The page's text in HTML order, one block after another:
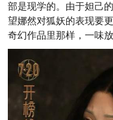
部是现学的。由于妲己
望娜然对狐妖的表现要
奇幻作品里那样，一味